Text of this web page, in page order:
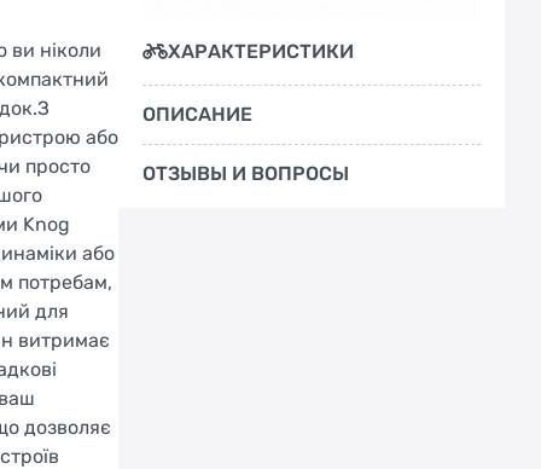
ви ніколи
або
просто
Knog
або
потребам,
для
витримає
дозволяє
ХАРАКТЕРИСТИКИ
ОПИСАНИЕ
ОТЗЫВЫ И ВОПРОСЫ